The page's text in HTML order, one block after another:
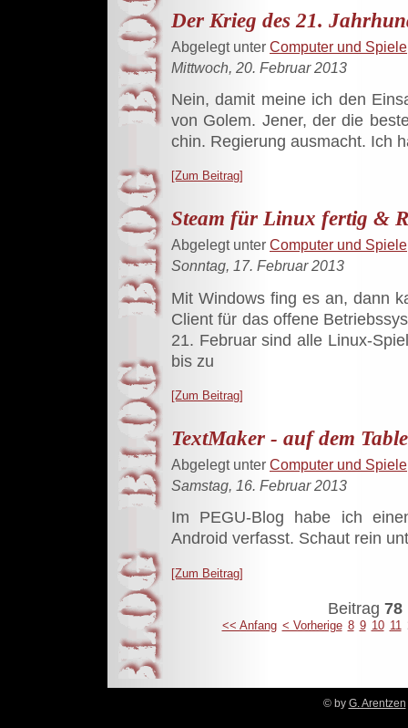
Der Krieg des 21.
Abgelegt unter Computer und Spiele
Mittwoch, 20. Februar 2013
Nein, damit meine ich den
von Golem. Jener, der die
chin. Regierung ausmacht. Ich
[Zum Beitrag]
Steam für Linux fertig &
Abgelegt unter Computer und Spiele
Sonntag, 17. Februar 2013
Mit Windows fing es an, dann
Client für das offene
21. Februar sind alle Linux-
bis zu
[Zum Beitrag]
TextMaker - auf dem
Abgelegt unter Computer und Spiele
Samstag, 16. Februar 2013
Im PEGU-Blog habe ich
Android verfasst. Schaut rein
[Zum Beitrag]
Beitrag 78
<< Anfang < Vorherige 8 9 10 11
© by G. Arentzen